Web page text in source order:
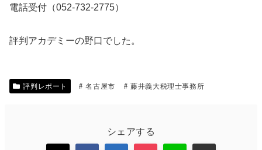
電話受付（052-732-2775）
評判アカデミーの野口でした。
評判レポート 名古屋市 藤井義大税理士事務所
シェアする